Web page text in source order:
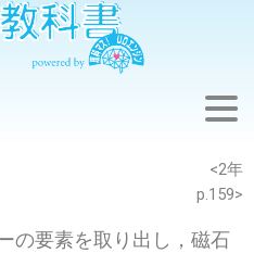
<2年
p.159>
の要素を取り出し，磁石